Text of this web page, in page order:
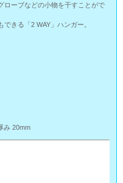
ローブなどの小物を干すことがで
きる「2 WAY」ハンガー。
み 20mm